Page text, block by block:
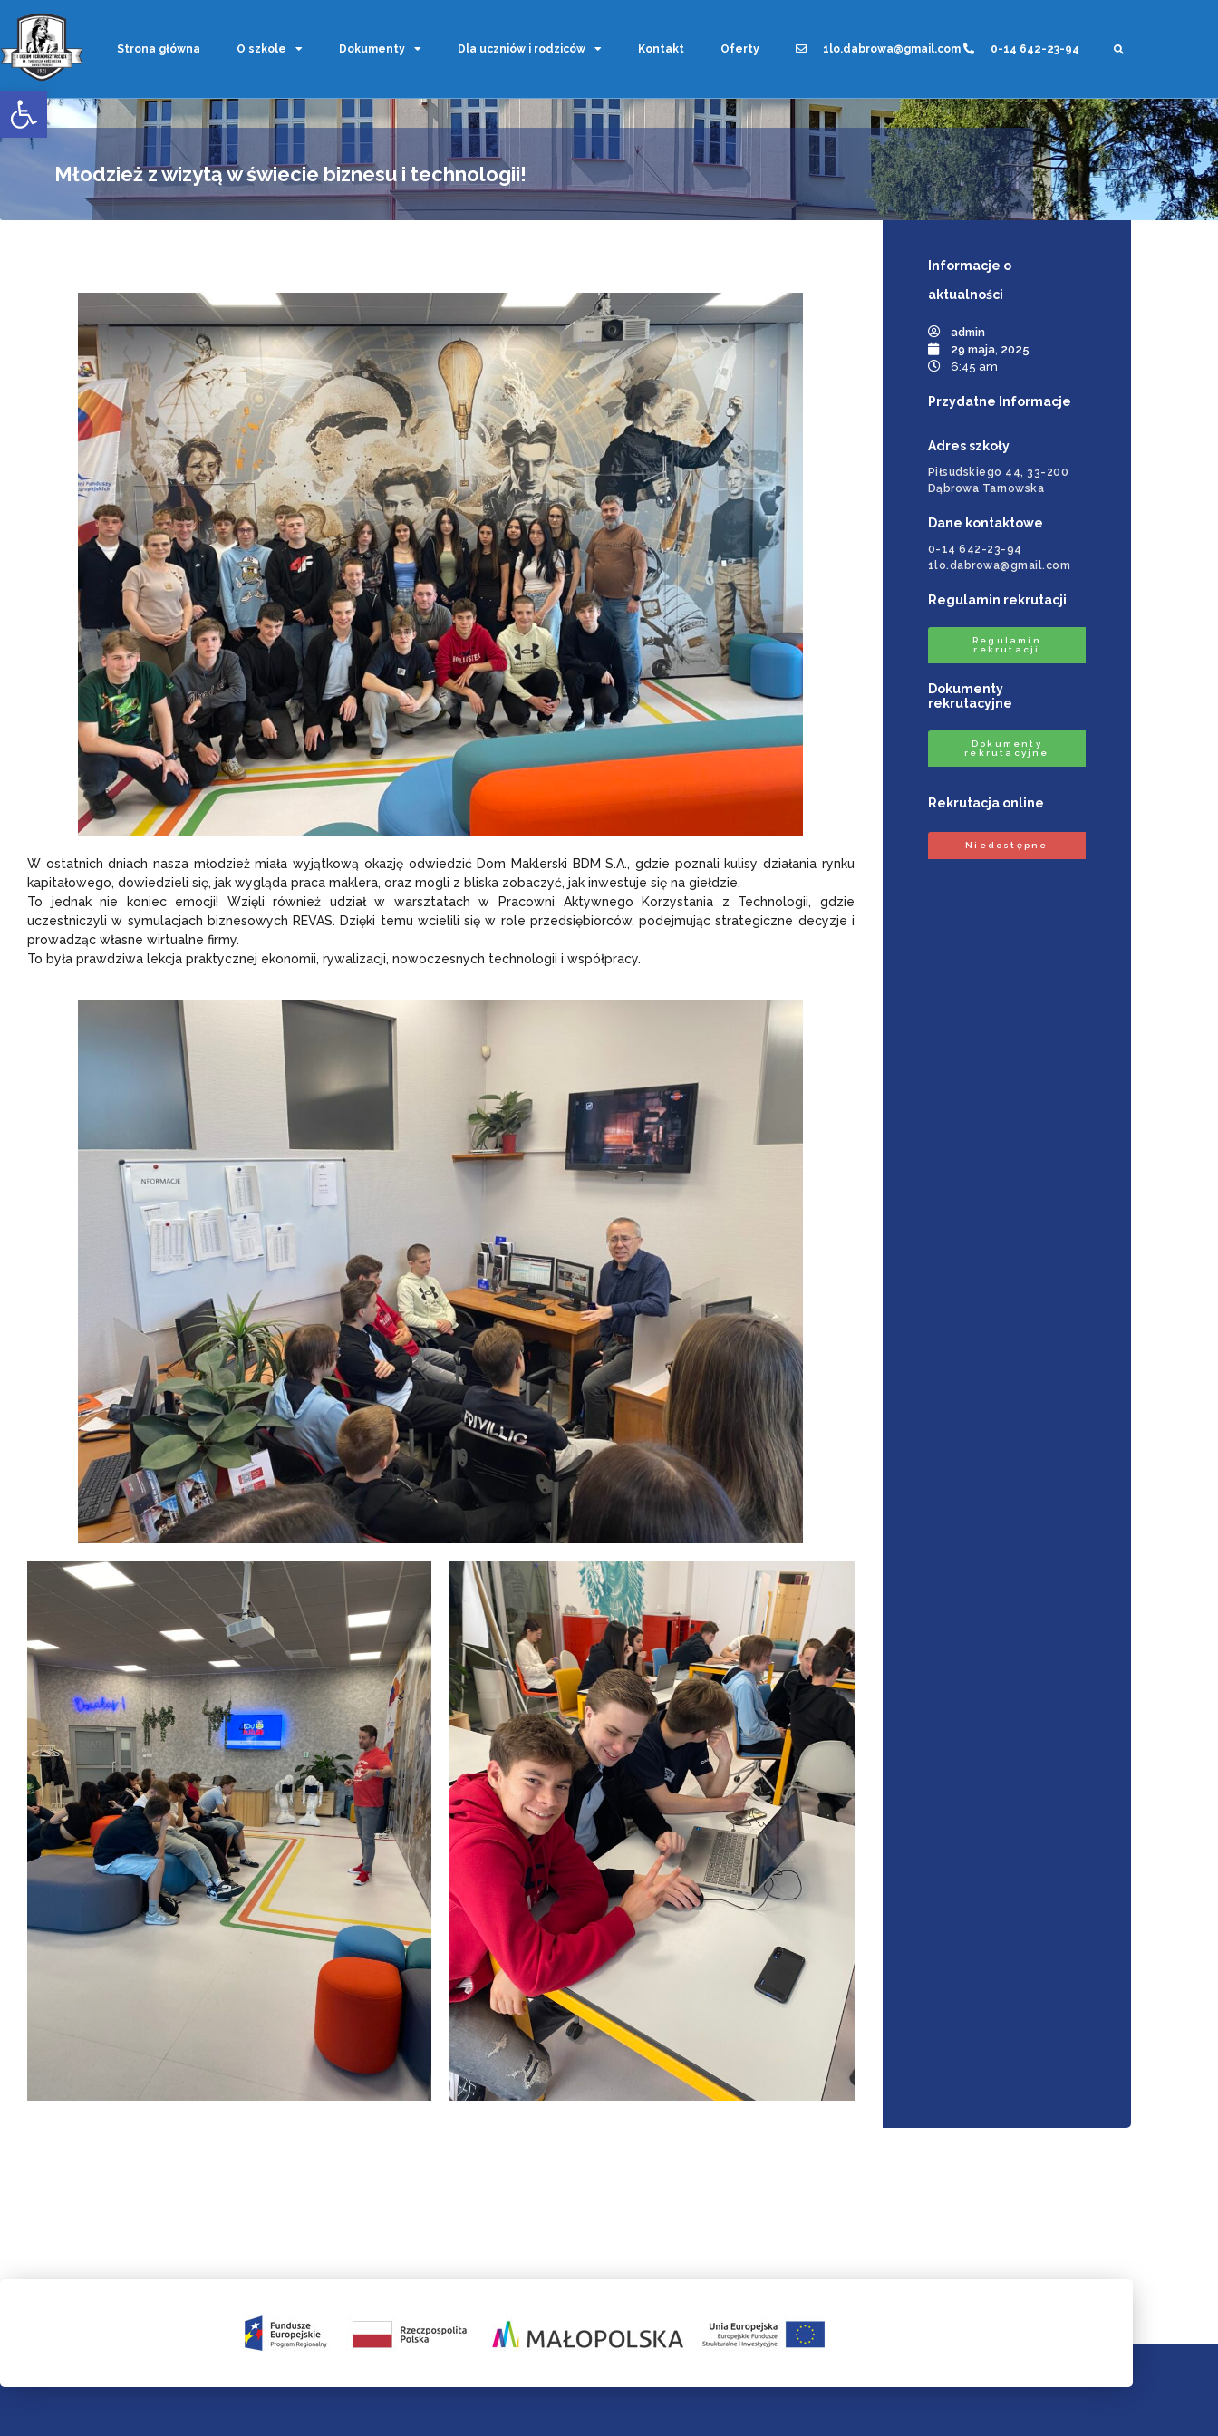
Otwórz pasek narzędzi
Strona główna O szkole Dokumenty Dla uczniów i rodziców Kontakt Oferty 1lo.dabrowa@gmail.com 0-14 642-23-94
Młodzież z wizytą w świecie biznesu i technologii!
W ostatnich dniach nasza młodzież miała wyjątkową okazję odwiedzić Dom Maklerski BDM S.A., gdzie poznali kulisy działania rynku
kapitałowego, dowiedzieli się, jak wygląda praca maklera, oraz mogli z bliska zobaczyć, jak inwestuje się na giełdzie.
To jednak nie koniec emocji! Wzięli również udział w warsztatach w Pracowni Aktywnego Korzystania z Technologii, gdzie
uczestniczyli w symulacjach biznesowych REVAS. Dzięki temu wcielili się w role przedsiębiorców, podejmując strategiczne decyzje i
prowadząc własne wirtualne firmy.
To była prawdziwa lekcja praktycznej ekonomii, rywalizacji, nowoczesnych technologii i współpracy.
Informacje o
aktualności
admin
29 maja, 2025
6:45 am
Przydatne Informacje
Adres szkoły
Piłsudskiego 44, 33-200
Dąbrowa Tarnowska
Dane kontaktowe
0-14 642-23-94
1lo.dabrowa@gmail.com
Regulamin rekrutacji
Regulamin
rekrutacji
Dokumenty
rekrutacyjne
Dokumenty
rekrutacyjne
Rekrutacja online
Niedostępne